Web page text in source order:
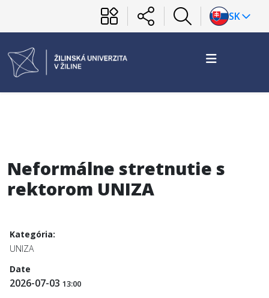
SK
Neformálne stretnutie s
rektorom UNIZA
Kategória:
UNIZA
Date
2026-07-03 13:00